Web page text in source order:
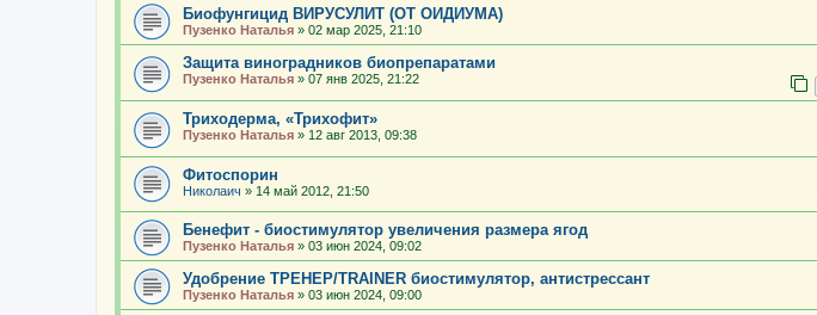
Биофунгицид ВИРУСУЛИТ (ОТ ОИДИУМА)
Пузенко Наталья » 02 мар 2025, 21:10
Защита виноградников биопрепаратами
Пузенко Наталья » 07 янв 2025, 21:22
Триходерма, «Трихофит»
Пузенко Наталья » 12 авг 2013, 09:38
Фитоспорин
Николаич » 14 май 2012, 21:50
Бенефит - биостимулятор увеличения размера ягод
Пузенко Наталья » 03 июн 2024, 09:02
Удобрение ТРЕНЕР/TRAINER биостимулятор, антистрессант
Пузенко Наталья » 03 июн 2024, 09:00